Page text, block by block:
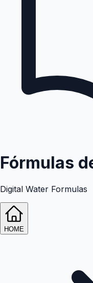
Fórmulas
Digital Water Formulas
HOME